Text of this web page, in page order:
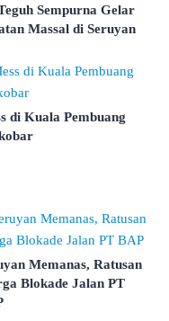
Sempurna Gelar
Massal di Seruyan
di Kuala Pembuang
Memanas, Ratusan
Blokade Jalan PT